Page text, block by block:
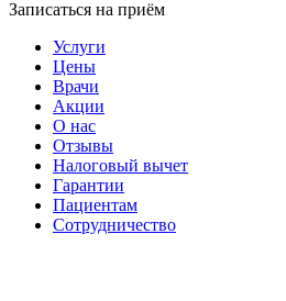
Записаться на приём
Услуги
Цены
Врачи
Акции
О нас
Отзывы
Налоговый вычет
Гарантии
Пациентам
Сотрудничество